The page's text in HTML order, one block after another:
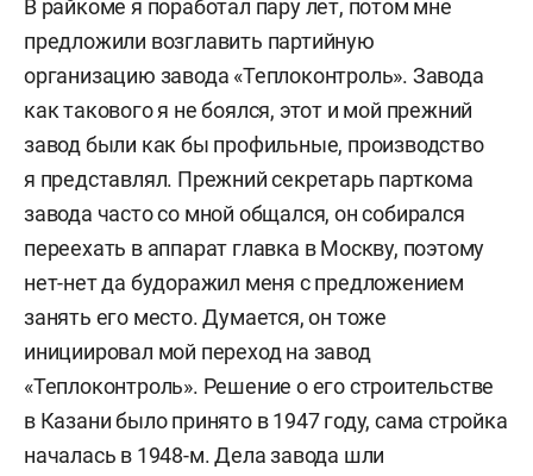
В райкоме я поработал пару лет, потом мне
предложили возглавить партийную
организацию завода «Теплоконтроль». Завода
как такового я не боялся, этот и мой прежний
завод были как бы профильные, производство
я представлял. Прежний секретарь парткома
завода часто со мной общался, он собирался
переехать в аппарат главка в Москву, поэтому
нет-нет да будоражил меня с предложением
занять его место. Думается, он тоже
инициировал мой переход на завод
«Теплоконтроль». Решение о его строительстве
в Казани было принято в 1947 году, сама стройка
началась в 1948-м. Дела завода шли